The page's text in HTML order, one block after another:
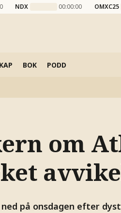
NDX 00:00:00 OMXC25
BOK PODD
om
på onsdagen efter